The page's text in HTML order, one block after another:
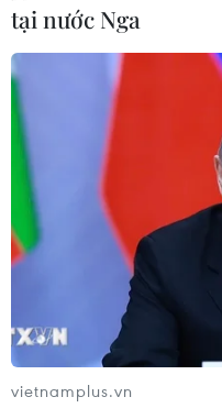
29/11/2016 03:50
Nội các Thái Lan ngày
Thái tử Maha
kế vị Vua cha mới băng
tại nước Nga
vietnamplus.vn